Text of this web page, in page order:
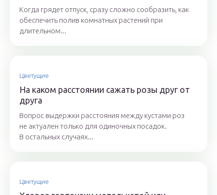
Когда грядет отпуск, сразу сложно сообразить, как
обеспечить полив комнатных растений при
длительном...
Цветущие
На каком расстоянии сажать розы друг от
друга
Вопрос выдержки расстояния между кустами роз
не актуален только для одиночных посадок.
В остальных случаях...
Цветущие